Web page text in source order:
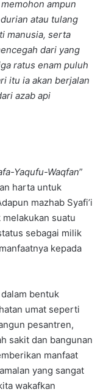
ampun
atau tulang
manusia, serta
dari yang
ratus enam puluh
itu ia akan berjalan
azab api
Yaqufu-Waqfan”
harta untuk
mazhab Syafi’i
suatu
sebagai milik
kepada
bentuk
umat seperti
pesantren,
sakit dan bangunan
manfaat
yang sangat
wakafkan